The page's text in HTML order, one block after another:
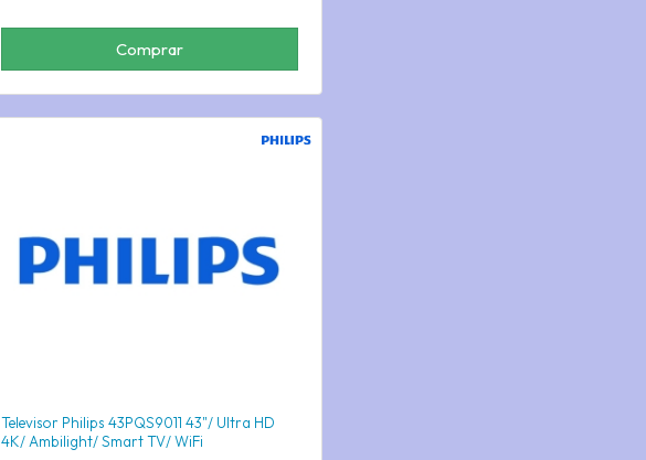
Comprar
Televisor Philips 43PQS9011 43"/ Ultra HD
4K/ Ambilight/ Smart TV/ WiFi